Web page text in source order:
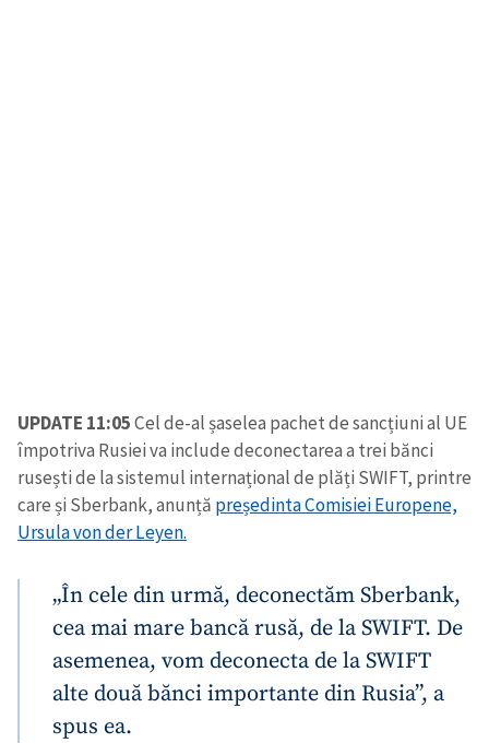
UPDATE 11:05Cel de-al șaselea pachet de sancțiuni al UE
împotriva Rusiei va include deconectarea a trei bănci
rusești de la sistemul internațional de plăți SWIFT, printre
care și Sberbank, anunță președinta Comisiei Europene,
Ursula von der Leyen.
„În cele din urmă, deconectăm Sberbank,
cea mai mare bancă rusă, de la SWIFT. De
asemenea, vom deconecta de la SWIFT
alte două bănci importante din Rusia”, a
spus ea.